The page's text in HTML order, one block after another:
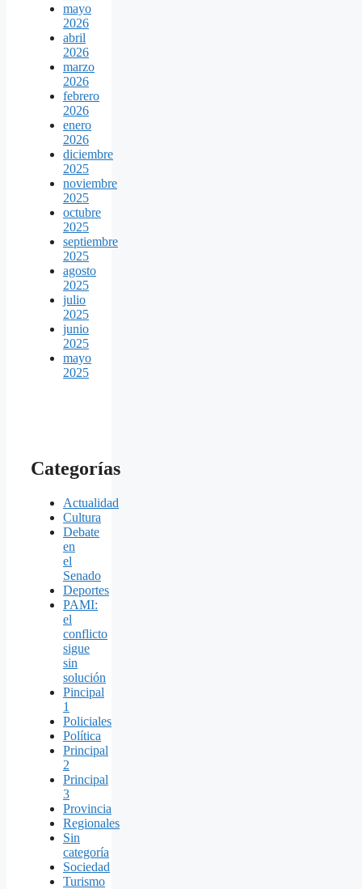
mayo
2026
abril
2026
marzo
2026
febrero
2026
enero
2026
diciembre
2025
noviembre
2025
octubre
2025
septiembre
2025
agosto
2025
julio
2025
junio
2025
mayo
2025
Categorías
Actualidad
Cultura
Debate
en
el
Senado
Deportes
PAMI:
el
conflicto
sigue
sin
solución
Pincipal
1
Policiales
Política
Principal
2
Principal
3
Provincia
Regionales
Sin
categoría
Sociedad
Turismo